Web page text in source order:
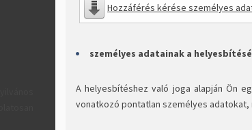
Hozzáférés kérése személyes
személyes adatainak a
A helyesbítéshez való joga alapján Ön
vonatkozó pontatlan személyes